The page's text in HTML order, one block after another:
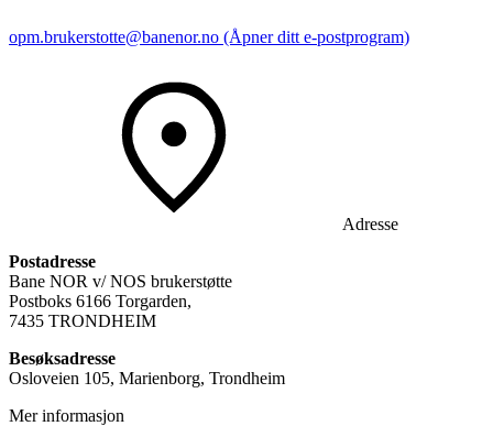
opm.brukerstotte@banenor.no (Åpner ditt e-postprogram)
Adresse
Postadresse
Bane NOR v/ NOS brukerstøtte
Postboks 6166 Torgarden,
7435 TRONDHEIM
Besøksadresse
Osloveien 105, Marienborg, Trondheim
Mer informasjon